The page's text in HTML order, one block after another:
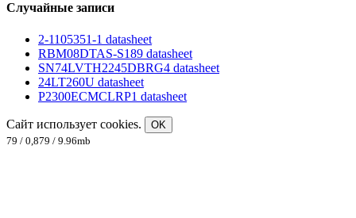
Случайные записи
2-1105351-1 datasheet
RBM08DTAS-S189 datasheet
SN74LVTH2245DBRG4 datasheet
24LT260U datasheet
P2300ECMCLRP1 datasheet
Сайт использует cookies.
OK
79 / 0,879 / 9.96mb